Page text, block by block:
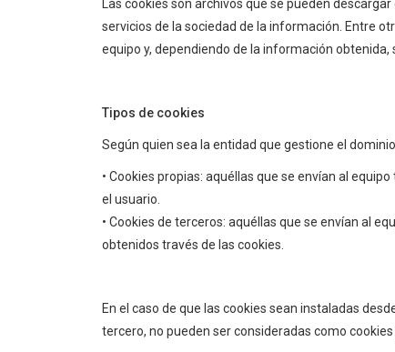
Las cookies son archivos que se pueden
servicios de la sociedad de la información. Entre
equipo y, dependiendo de la información
Tipos de cookies
Según quien sea la entidad que gestione el
• Cookies propias: aquéllas que se envían al
el usuario.
• Cookies de terceros: aquéllas que se envían al
obtenidos través de las cookies.
En el caso de que las cookies sean instaladas
tercero, no pueden ser consideradas como cookies